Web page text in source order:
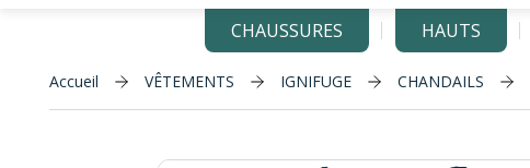
CHAUSSURES HAUTS
Accueil VÊTEMENTS IGNIFUGE CHANDAILS